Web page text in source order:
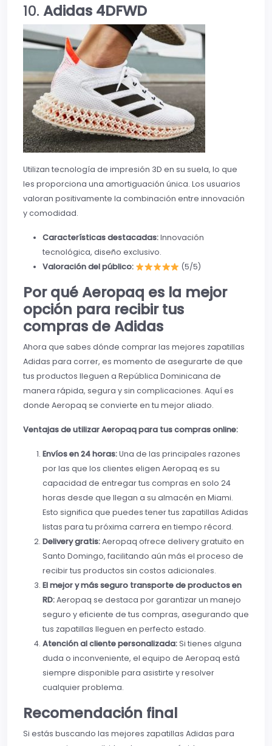
10. Adidas 4DFWD
Utilizan tecnología de impresión 3D en su suela, lo que
les proporciona una amortiguación única. Los usuarios
valoran positivamente la combinación entre innovación
y comodidad.
Características destacadas:Innovación
tecnológica, diseño exclusivo.
Valoración del público:
(5/5)
Por qué Aeropaq es la mejor
opción para recibir tus
compras de Adidas
Ahora que sabes dónde comprar las mejores zapatillas
Adidas para correr, es momento de asegurarte de que
tus productos lleguen a República Dominicana de
manera rápida, segura y sin complicaciones. Aquí es
donde Aeropaq se convierte en tu mejor aliado.
Ventajas de utilizar Aeropaq para tus compras online:
Envíos en 24 horas:Una de las principales razones
por las que los clientes eligen Aeropaq es su
capacidad de entregar tus compras en solo 24
horas desde que llegan a su almacén en Miami.
Esto significa que puedes tener tus zapatillas Adidas
listas para tu próxima carrera en tiempo récord.
Delivery gratis:Aeropaq ofrece delivery gratuito en
Santo Domingo, facilitando aún más el proceso de
recibir tus productos sin costos adicionales.
El mejor y más seguro transporte de productos en
RD:Aeropaq se destaca por garantizar un manejo
seguro y eficiente de tus compras, asegurando que
tus zapatillas lleguen en perfecto estado.
Atención al cliente personalizada:Si tienes alguna
duda o inconveniente, el equipo de Aeropaq está
siempre disponible para asistirte y resolver
cualquier problema.
Recomendación final
Si estás buscando las mejores zapatillas Adidas para